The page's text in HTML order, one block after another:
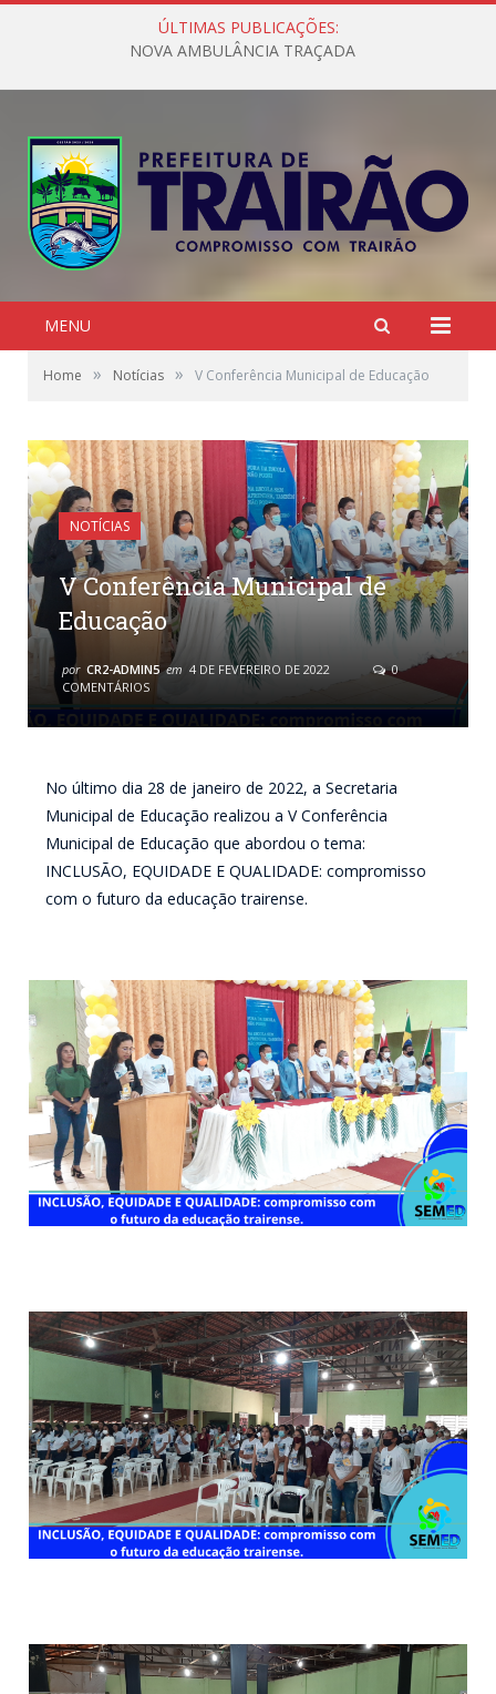
ÚLTIMAS PUBLICAÇÕES:
NOVA AMBULÂNCIA TRAÇADA
MENU
Home » Notícias » V Conferência Municipal de Educação
NOTÍCIAS
V Conferência Municipal de
Educação
por CR2-ADMIN5 em 4 DE FEVEREIRO DE 2022
0
COMENTÁRIOS
No último dia 28 de janeiro de 2022, a Secretaria
Municipal de Educação realizou a V Conferência
Municipal de Educação que abordou o tema:
INCLUSÃO, EQUIDADE E QUALIDADE: compromisso
com o futuro da educação trairense.